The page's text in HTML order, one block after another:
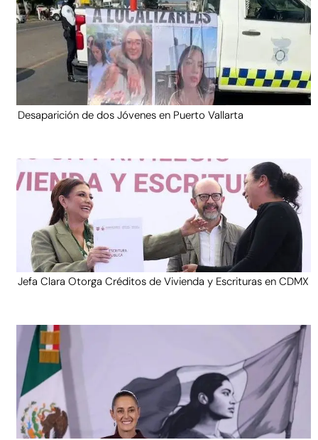
Desaparición de dos Jóvenes en Puerto Vallarta
Jefa Clara Otorga Créditos de Vivienda y Escrituras en CDMX